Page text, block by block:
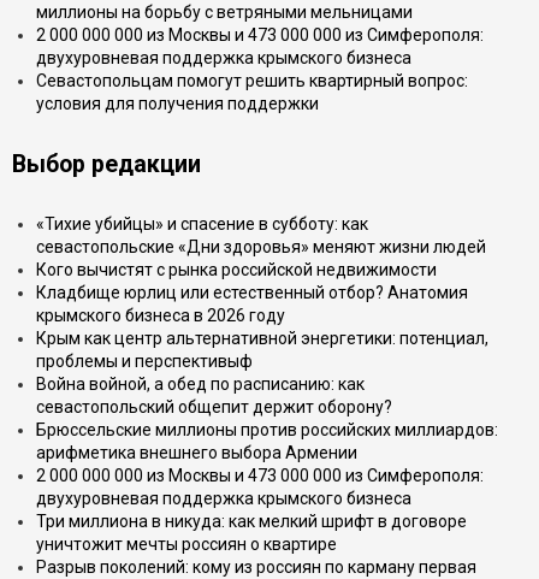
миллионы на борьбу с ветряными мельницами
2 000 000 000 из Москвы и 473 000 000 из Симферополя:
двухуровневая поддержка крымского бизнеса
Севастопольцам помогут решить квартирный вопрос:
условия для получения поддержки
Выбор редакции
«Тихие убийцы» и спасение в субботу: как
севастопольские «Дни здоровья» меняют жизни людей
Кого вычистят с рынка российской недвижимости
Кладбище юрлиц или естественный отбор? Анатомия
крымского бизнеса в 2026 году
Крым как центр альтернативной энергетики: потенциал,
проблемы и перспективыф
Война войной, а обед по расписанию: как
севастопольский общепит держит оборону?
Брюссельские миллионы против российских миллиардов:
арифметика внешнего выбора Армении
2 000 000 000 из Москвы и 473 000 000 из Симферополя:
двухуровневая поддержка крымского бизнеса
Три миллиона в никуда: как мелкий шрифт в договоре
уничтожит мечты россиян о квартире
Разрыв поколений: кому из россиян по карману первая